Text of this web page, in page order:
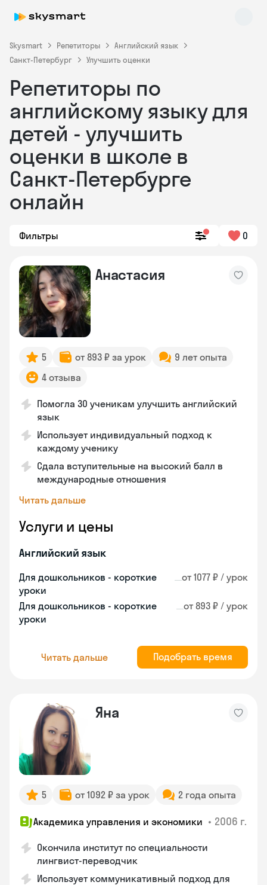
Skysmart Репетиторы
Английский язык
Санкт-Петербург
Улучшить оценки
Репетиторы по
английскому языку для
детей - улучшить
оценки в школе в
Санкт-Петербурге
онлайн
Фильтры 0
Анастасия
5 от 893 ₽ за урок
9 лет опыта
4 отзыва
Помогла 30 ученикам улучшить английский
язык
Использует индивидуальный подход к
каждому ученику
Сдала вступительные на высокий балл в
международные отношения
Читать дальше
Услуги и цены
Английский язык
Для дошкольников - короткие
уроки
от 1077 ₽ / урок
Для дошкольников - короткие
уроки
от 893 ₽ / урок
Читать дальше Подобрать время
Яна
5 от 1092 ₽ за урок 2 года опыта
Академика управления и экономики • 2006 г.
Окончила институт по специальности
лингвист-переводчик
Использует коммуникативный подход для
Skysmart Chat